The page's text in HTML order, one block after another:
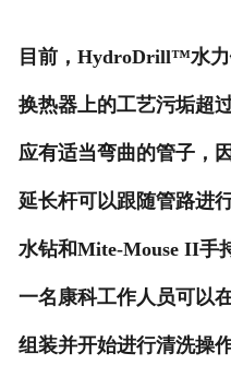
目前，HydroDrill™水
换热器上的工艺污垢超
应有适当弯曲的管子，
延长杆可以跟随管路进
水钻和Mite-Mouse II手
一名康科工作人员可以
组装并开始进行清洗操